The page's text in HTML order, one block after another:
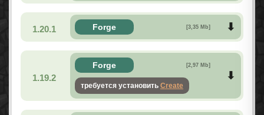
1.20.1 Forge [3,35 Mb]
1.19.2
Forge [2,97 Mb]
требуется установить Create